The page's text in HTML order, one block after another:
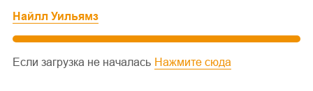
Найлл Уильямз
Если загрузка не началась Нажмите сюда